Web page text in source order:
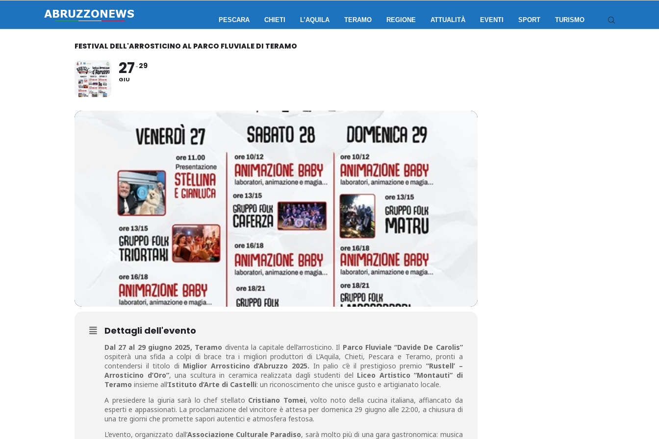
PESCARA CHIETI L’AQUILA TERAMO REGIONE ATTUALITÀ EVENTI SPORT TURISMO
FESTIVAL DELL'ARROSTICINO AL PARCO FLUVIALE DI TERAMO
27
GIU
29
Dettagli dell'evento
Dal 27 al 29 giugno 2025, Teramo diventa la capitale dell’arrosticino. Il Parco Fluviale “Davide De Carolis”
ospiterà una sfida a colpi di brace tra i migliori produttori di L’Aquila, Chieti, Pescara e Teramo, pronti a
contendersi il titolo di Miglior Arrosticino d’Abruzzo 2025. In palio c’è il prestigioso premio“Rustell’ –
Arrosticino d’Oro”, una scultura in ceramica realizzata dagli studenti del Liceo Artistico “Montauti” di
Teramo insieme all’Istituto d’Arte di Castelli: un riconoscimento che unisce gusto e artigianato locale.
A presiedere la giuria sarà lo chef stellato Cristiano Tomei, volto noto della cucina italiana, affiancato da
esperti e appassionati. La proclamazione del vincitore è attesa per domenica 29 giugno alle 22:00, a chiusura di
una tre giorni che promette sapori autentici e atmosfera festosa.
L’evento, organizzato dall’Associazione Culturale Paradiso, sarà molto più di una gara gastronomica: musica